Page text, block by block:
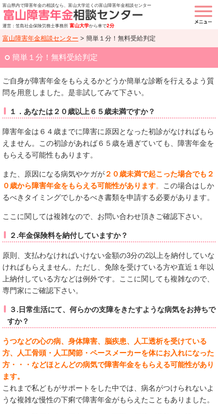
富山県内で障害年金の相談なら、富山大学近くの富山障害年金相談センター
運営：笠島社会保険労務士事務所 富山大学から車で2分
富山障害年金相談センター > 簡単１分！無料受給判定
簡単１分！無料受給判定
ご自身が障害年金をもらえるかどうか簡単な診断を行えるよう質
問を用意しました。是非試してみて下さい。
１．あなたは２０歳以上６５歳未満ですか？
障害年金は６４歳までに障害に原因となった初診がなければもら
えません。この初診があれば６５歳を過ぎていても、障害年金を
もらえる可能性もあります。
また、原因になる病気やケガが ２０歳未満で起こった場合でも２
０歳から障害年金をもらえる可能性があります。
この場合はしか
るべきタイミングでしかるべき書類を申請する必要があります。
ここに関しては複雑なので、お問い合わせ頂きご確認下さい。
２.年金保険料を納付していますか？
原則、支払わなければいけない金額の3分の2以上を納付していな
ければもらえません。ただし、免除を受けている方や直近１年以
上納付している方などは例外です。ここに関しても複雑なので、
専門家にご確認下さい。
３.日常生活にて、何らかの支障をきたすような病気をお持ちで
すか？
うつなどの心の病、身体障害、脳疾患、人工透析を受けている
方、人工骨頭・人工関節・ペースメーカーを体にお入れになった
方・・・などほとんどの病気で障害年金をもらえる可能性があり
ます。
これまで私どもがサポートをした中では、病名がつけられないよ
うな複雑な慢性の下痢で障害年金がもらえたこともありました。